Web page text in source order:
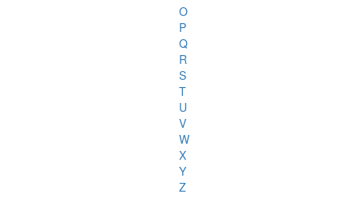
O
P
Q
R
S
T
U
V
W
X
Y
Z